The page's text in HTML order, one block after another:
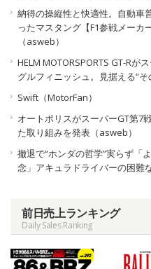
納得の操縦性と快適性。自動車
ったマスタング【F1参戦メーカ
（asweb）
HELM MOTORSPORTS GT-Rが
グルフィニッシュ。見据える“そ
Swift（MotorFan）
オートポリスがスーパーGT第7
た取り組みを発表（asweb）
撤退で“ホンダの哲学”実らず「
念」アキュラドライバーの困難
前日売上ランキング
Daily Sales Ranking